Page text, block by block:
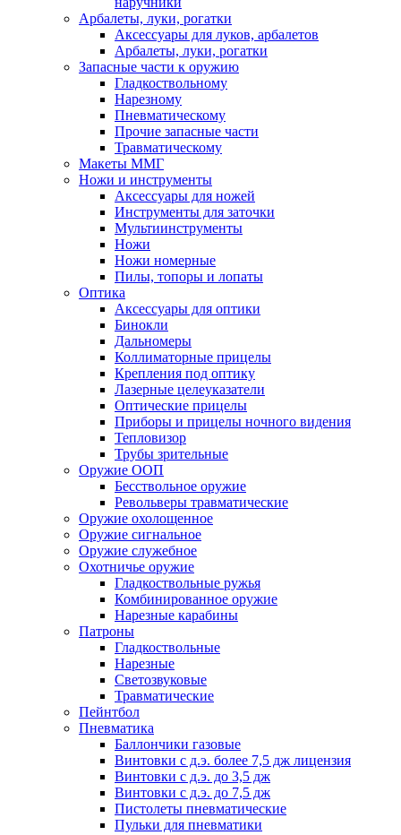
Арбалеты, луки, рогатки
Аксессуары для луков, арбалетов
Арбалеты, луки, рогатки
Запасные части к оружию
Гладкоствольному
Нарезному
Пневматическому
Прочие запасные части
Травматическому
Макеты ММГ
Ножи и инструменты
Аксессуары для ножей
Инструменты для заточки
Мультиинструменты
Ножи
Ножи номерные
Пилы, топоры и лопаты
Оптика
Аксессуары для оптики
Бинокли
Дальномеры
Коллиматорные прицелы
Крепления под оптику
Лазерные целеуказатели
Оптические прицелы
Приборы и прицелы ночного видения
Тепловизор
Трубы зрительные
Оружие ООП
Бесствольное оружие
Револьверы травматические
Оружие охолощенное
Оружие сигнальное
Оружие служебное
Охотничье оружие
Гладкоствольные ружья
Комбинированное оружие
Нарезные карабины
Патроны
Гладкоствольные
Нарезные
Светозвуковые
Травматические
Пейнтбол
Пневматика
Баллончики газовые
Винтовки с д.э. более 7,5 дж лицензия
Винтовки с д.э. до 3,5 дж
Винтовки с д.э. до 7,5 дж
Пистолеты пневматические
Пульки для пневматики